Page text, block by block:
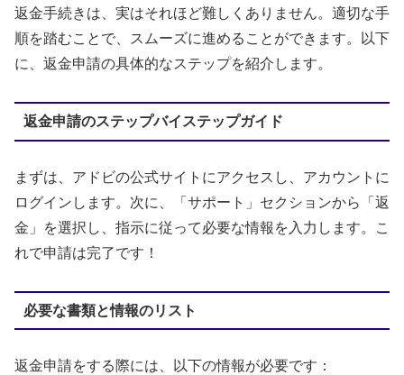
返金手続きは、実はそれほど難しくありません。適切な手
順を踏むことで、スムーズに進めることができます。以下
に、返金申請の具体的なステップを紹介します。
返金申請のステップバイステップガイド
まずは、アドビの公式サイトにアクセスし、アカウントに
ログインします。次に、「サポート」セクションから「返
金」を選択し、指示に従って必要な情報を入力します。こ
れで申請は完了です！
必要な書類と情報のリスト
返金申請をする際には、以下の情報が必要です：